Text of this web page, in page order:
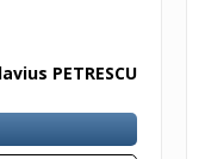
PETRESCU